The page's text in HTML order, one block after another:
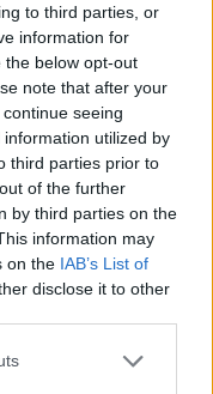
to third parties, or
information for
the below opt-out
note that after your
seeing
utilized by
third parties prior to
of the further
by third parties on the
information may
on the IAB’s List of
disclose it to other